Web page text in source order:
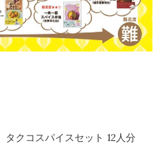
タクコスパイスセット 12人分